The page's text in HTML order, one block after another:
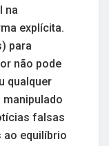
na
explícita.
para
não pode
qualquer
falsas
ao equilíbrio